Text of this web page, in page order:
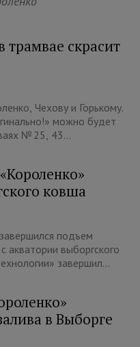
трамвае скрасит
Чехову и Горькому.
можно будет
№ 25, 43...
ковша
подъем
акватории выборгского
завершил...
в Выборге